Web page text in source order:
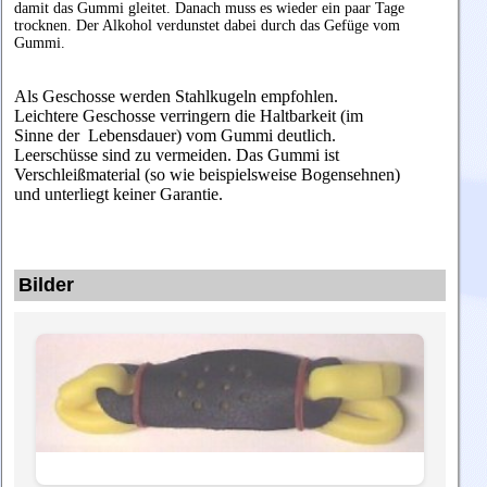
damit das Gummi gleitet. Danach muss es wieder ein paar Tage
trocknen. Der Alkohol verdunstet dabei durch das Gefüge vom
Gummi.
Als Geschosse werden Stahlkugeln empfohlen.
Leichtere Geschosse verringern die Haltbarkeit (im
Sinne der Lebensdauer) vom Gummi deutlich.
Leerschüsse sind zu vermeiden. Das Gummi ist
Verschleißmaterial (so wie beispielsweise Bogensehnen)
und unterliegt keiner Garantie.
Bilder